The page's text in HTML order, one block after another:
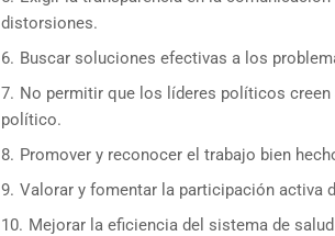
distorsiones.
Buscar soluciones efectivas a los
No permitir que los líderes políticos
político.
Promover y reconocer el trabajo bien
Valorar y fomentar la participación activa
Mejorar la eficiencia del sistema de